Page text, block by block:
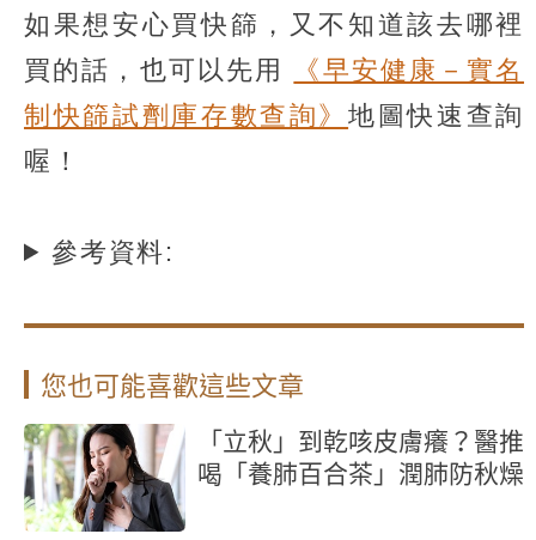
如果想安心買快篩，又不知道該去哪裡
買的話，也可以先用
《早安健康－實名
制快篩試劑庫存數查詢》地圖快速查詢
喔！
參考資料:
您也可能喜歡這些文章
「立秋」到乾咳皮膚癢？醫推
喝「養肺百合茶」潤肺防秋燥